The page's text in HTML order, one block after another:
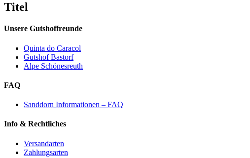
view
Titel
Unsere Gutshoffreunde
Quinta do Caracol
Gutshof Bastorf
Alpe Schönesreuth
FAQ
Sanddorn Informationen – FAQ
Info & Rechtliches
Versandarten
Zahlungsarten